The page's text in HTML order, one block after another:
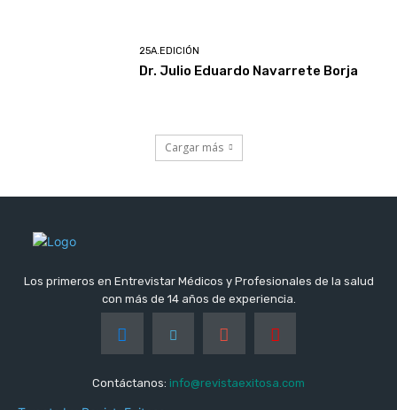
25A.EDICIÓN
Dr. Julio Eduardo Navarrete Borja
Cargar más
Los primeros en Entrevistar Médicos y Profesionales de la salud
con más de 14 años de experiencia.
Contáctanos: info@revistaexitosa.com